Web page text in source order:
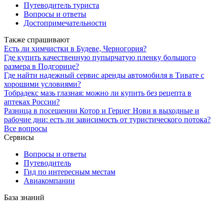
Путеводитель туриста
Вопросы и ответы
Достопримечательности
Также спрашивают
Есть ли химчистки в Будеве, Черногория?
Где купить качественную пупырчатую пленку большого
размера в Подгорице?
Где найти надежный сервис аренды автомобиля в Тивате с
хорошими условиями?
Тобрадекс мазь глазная: можно ли купить без рецепта в
аптеках России?
Разница в посещении Котор и Герцег Нови в выходные и
рабочие дни: есть ли зависимость от туристического потока?
Все вопросы
Сервисы
Вопросы и ответы
Путеводитель
Гид по интересным местам
Авиакомпании
База знаний